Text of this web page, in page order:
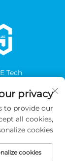
Tech
privacy
to provide our
all cookies,
cookies.
cookies